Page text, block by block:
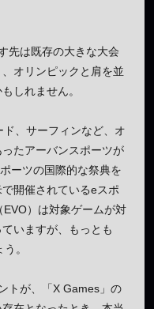
先は既存の大きな大会
オリンピックと肩を並
しれません。
、サーフィンなど、オ
たアーバンスポーツが
ーツの国際的な祭典を
開催されているeスポ
）は対象ゲームが対
いますが、もっとも
。
トが、「X Games」の